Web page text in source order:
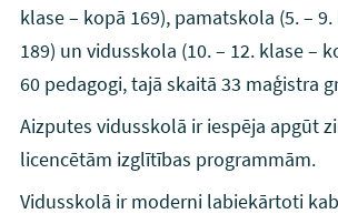
klase – kopā 169), pamatskola (5. –
189) un vidusskola (10. – 12. klase –
60 pedagogi, tajā skaitā 33 maģistra
Aizputes vidusskolā ir iespēja apgūt
licencētām izglītības programmām.
Vidusskolā ir moderni labiekārtoti